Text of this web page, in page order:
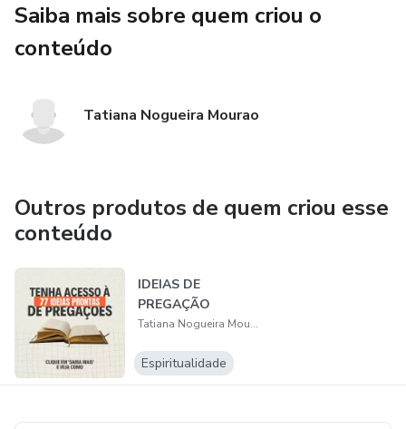
Saiba mais sobre quem criou o
conteúdo
Tatiana Nogueira Mourao
Outros produtos de quem criou esse
conteúdo
IDEIAS DE
PREGAÇÃO
Tatiana Nogueira Mourao
Espiritualidade